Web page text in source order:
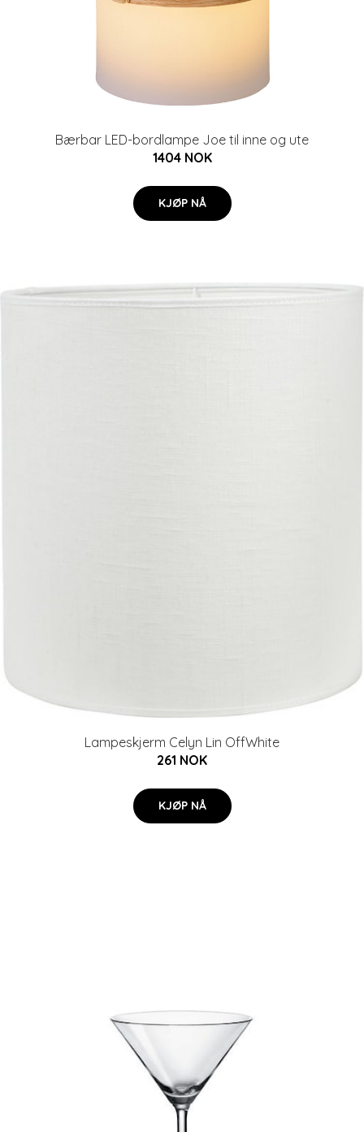
Bærbar LED-bordlampe Joe til inne og ute
1404 NOK
KJØP NÅ
Lampeskjerm Celyn Lin OffWhite
261 NOK
KJØP NÅ